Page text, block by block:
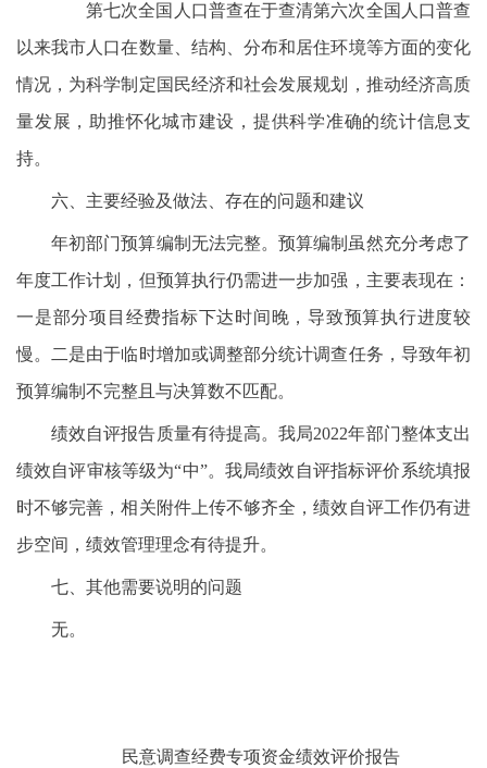
第七次全国人口普查在于查清第六次全国人口普查
以来我市人口在数量、结构、分布和居住环境等方面的变化
情况，为科学制定国民经济和社会发展规划，推动经济高质
量发展，助推怀化城市建设，提供科学准确的统计信息支
持。
六、主要经验及做法、存在的问题和建议
年初部门预算编制无法完整。预算编制虽然充分考虑了
年度工作计划，但预算执行仍需进一步加强，主要表现在：
一是部分项目经费指标下达时间晚，导致预算执行进度较
慢。二是由于临时增加或调整部分统计调查任务，导致年初
预算编制不完整且与决算数不匹配。
绩效自评报告质量有待提高。我局2022年部门整体支出
绩效自评审核等级为“中”。我局绩效自评指标评价系统填报
时不够完善，相关附件上传不够齐全，绩效自评工作仍有进
步空间，绩效管理理念有待提升。
七、其他需要说明的问题
无。
民意调查经费专项资金绩效评价报告